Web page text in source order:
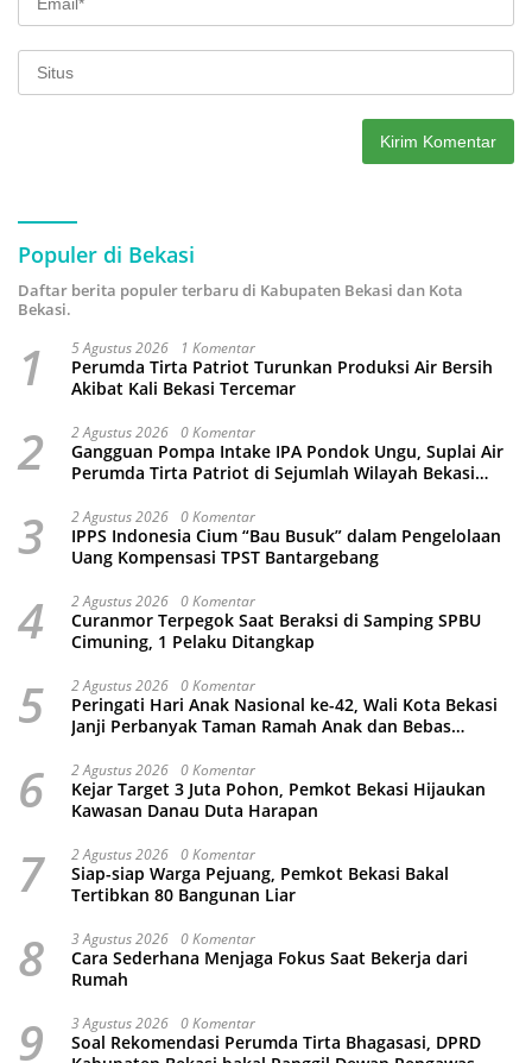
Populer di Bekasi
Daftar berita populer terbaru di Kabupaten Bekasi dan Kota
Bekasi.
1 5 Agustus 2026 1 Komentar
Perumda Tirta Patriot Turunkan Produksi Air Bersih
Akibat Kali Bekasi Tercemar
2 2 Agustus 2026 0 Komentar
Gangguan Pompa Intake IPA Pondok Ungu, Suplai Air
Perumda Tirta Patriot di Sejumlah Wilayah Bekasi
3 2 Agustus 2026 0 Komentar
IPPS Indonesia Cium “Bau Busuk” dalam Pengelolaan
Uang Kompensasi TPST Bantargebang
4 2 Agustus 2026 0 Komentar
Curanmor Terpegok Saat Beraksi di Samping SPBU
Cimuning, 1 Pelaku Ditangkap
5 2 Agustus 2026 0 Komentar
Peringati Hari Anak Nasional ke-42, Wali Kota Bekasi
Janji Perbanyak Taman Ramah Anak dan Bebas
6 2 Agustus 2026 0 Komentar
Kejar Target 3 Juta Pohon, Pemkot Bekasi Hijaukan
Kawasan Danau Duta Harapan
7 2 Agustus 2026 0 Komentar
Siap-siap Warga Pejuang, Pemkot Bekasi Bakal
Tertibkan 80 Bangunan Liar
8 3 Agustus 2026 0 Komentar
Cara Sederhana Menjaga Fokus Saat Bekerja dari
Rumah
9 3 Agustus 2026 0 Komentar
Soal Rekomendasi Perumda Tirta Bhagasasi, DPRD